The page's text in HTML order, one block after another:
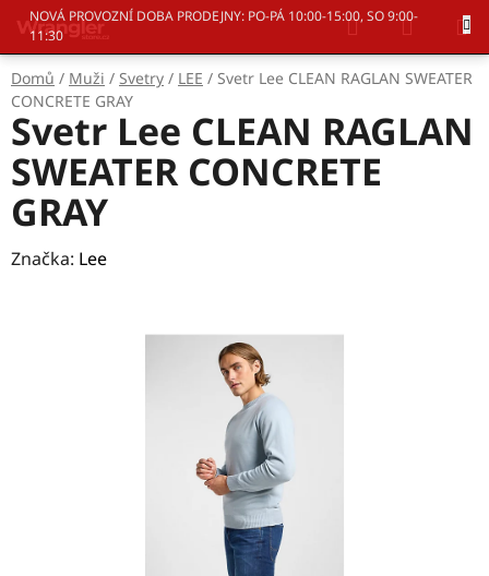
Přejít
obsah
NOVÁ PROVOZNÍ DOBA PRODEJNY: PO-PÁ 10:00-15:00, SO 9:00-
11:30
Hledat
KOŠÍK
Domů / Muži / Svetry / LEE / Svetr Lee CLEAN RAGLAN SWEATER
CONCRETE GRAY
Svetr Lee CLEAN RAGLAN
SWEATER CONCRETE
GRAY
Značka: Lee